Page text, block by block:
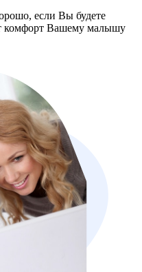
если Вы будете
комфорт Вашему малышу